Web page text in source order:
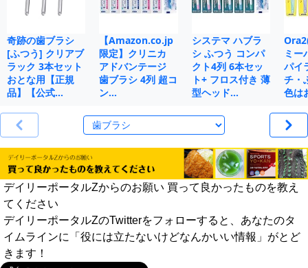
奇跡の歯ブラシ
[ふつう] クリアブ
ラック 3本セット
おとな用【正規
品】【公式…
【Amazon.co.jp
限定】クリニカ
アドバンテージ
歯ブラシ 4列 超コ
ン…
システマ ハブラ
シ ふつう コンパ
クト4列 6本セッ
ト+ フロス付き 薄
型ヘッド…
ミー
パイ
チ・
色は
デイリーポータルZからのお願い 買って良かったものを教え
てください
デイリーポータルZのTwitterをフォローすると、あなたのタ
イムラインに「役には立たないけどなんかいい情報」がとど
きます！